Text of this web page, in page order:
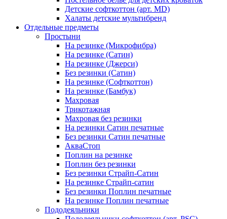
Детские софткоттон (арт. MD)
Халаты детские мультибренд
Отдельные предметы
Простыни
На резинке (Микрофибра)
На резинке (Сатин)
На резинке (Джерси)
Без резинки (Сатин)
На резинке (Софткоттон)
На резинке (Бамбук)
Махровая
Трикотажная
Махровая без резинки
На резинки Сатин печатные
Без резинки Сатин печатные
АкваСтоп
Поплин на резинке
Поплин без резинки
Без резинки Страйп-Сатин
На резинке Страйп-сатин
Без резинки Поплин печатные
На резинке Поплин печатные
Пододеяльники